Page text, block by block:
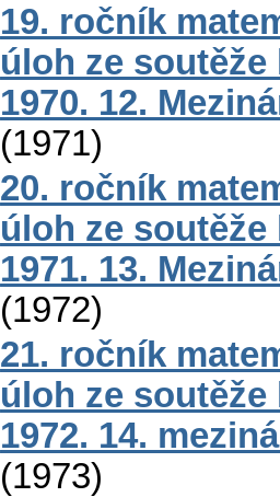
19. ročník
úloh ze
1970. 12.
(1971)
20. ročník
úloh ze
1971. 13.
(1972)
21. ročník
úloh ze
1972. 14.
(1973)